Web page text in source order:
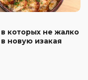
которых не жалко
новую изакая